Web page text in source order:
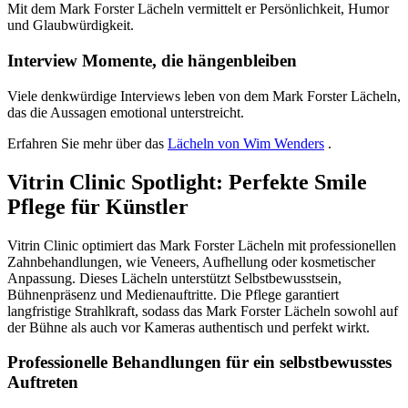
Mit dem Mark Forster Lächeln vermittelt er Persönlichkeit, Humor
und Glaubwürdigkeit.
Interview Momente, die hängenbleiben
Viele denkwürdige Interviews leben von dem Mark Forster Lächeln,
das die Aussagen emotional unterstreicht.
Erfahren Sie mehr über das Lächeln von Wim Wenders .
Vitrin Clinic Spotlight: Perfekte Smile
Pflege für Künstler
Vitrin Clinic optimiert das Mark Forster Lächeln mit professionellen
Zahnbehandlungen, wie Veneers, Aufhellung oder kosmetischer
Anpassung. Dieses Lächeln unterstützt Selbstbewusstsein,
Bühnenpräsenz und Medienauftritte. Die Pflege garantiert
langfristige Strahlkraft, sodass das Mark Forster Lächeln sowohl auf
der Bühne als auch vor Kameras authentisch und perfekt wirkt.
Professionelle Behandlungen für ein selbstbewusstes
Auftreten